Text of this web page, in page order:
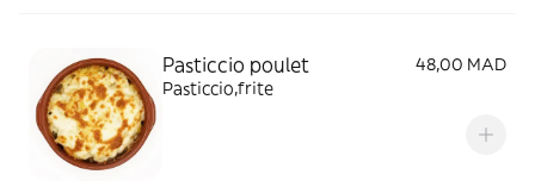
Pasticcio poulet
48,00 MAD
Pasticcio,frite